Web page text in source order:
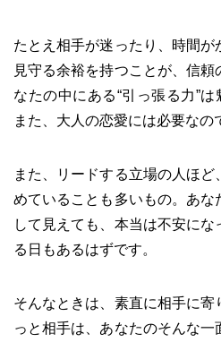
たとえ相手が迷ったり、時間
見守る余裕を持つことが、信
なたの中にある“引っ張る力”は
また、大人の恋愛には必要なの
また、リードする立場の人ほ
めていることも多いもの。あな
して見えても、本当は不安に
る日もあるはずです。
そんなときは、素直に相手に寄
っと相手は、あなたのそんな一